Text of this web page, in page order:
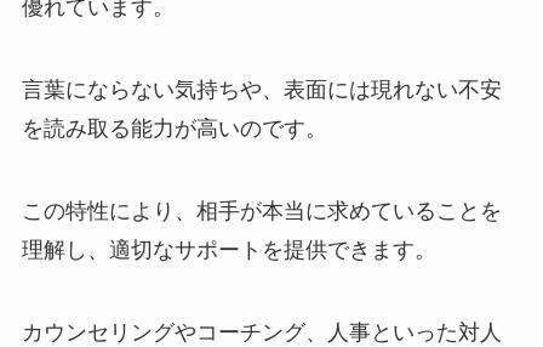
優れています。
言葉にならない気持ちや、表面には現れない不安
を読み取る能力が高いのです。
この特性により、相手が本当に求めていることを
理解し、適切なサポートを提供できます。
カウンセリングやコーチング、人事といった対人